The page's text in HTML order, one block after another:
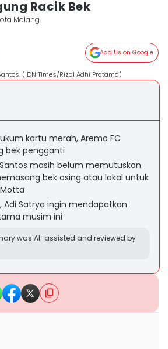
Racik Bek
Malang
Add Us on Google
(IDN Times/Rizal Adhi Pratama)
kartu merah, Arema FC
bek pengganti
masih belum memutuskan
bek asing atau lokal untuk
Adi Satryo ingin mendapatkan
musim ini
was AI-assisted and reviewed by